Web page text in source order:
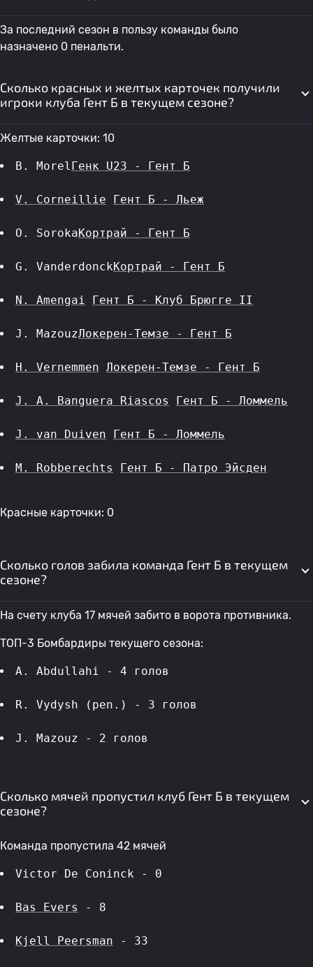
За последний сезон в пользу команды было
назначено 0 пенальти.
Сколько красных и желтых карточек получили
игроки клуба Гент Б в текущем сезоне?
Желтые карточки: 10
B. MorelГенк U23 - Гент Б
V. Corneillie Гент Б - Льеж
O. SorokaКортрай - Гент Б
G. VanderdonckКортрай - Гент Б
N. Amengai Гент Б - Клуб Брюгге II
J. MazouzЛокерен-Темзе - Гент Б
H. Vernemmen Локерен-Темзе - Гент Б
J. A. Banguera Riascos Гент Б - Ломмель
J. van Duiven Гент Б - Ломмель
M. Robberechts Гент Б - Патро Эйсден
Красные карточки: 0
Сколько голов забила команда Гент Б в текущем
сезоне?
На счету клуба 17 мячей забито в ворота противника.
ТОП-3 Бомбардиры текущего сезона:
A. Abdullahi - 4 голов
R. Vydysh (pen.) - 3 голов
J. Mazouz - 2 голов
Сколько мячей пропустил клуб Гент Б в текущем
сезоне?
Команда пропустила 42 мячей
Victor De Coninck - 0
Bas Evers - 8
Kjell Peersman - 33